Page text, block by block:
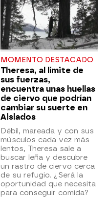
MOMENTO DESTACADO
Theresa, al límite de
sus fuerzas,
encuentra unas huellas
de ciervo que podrían
cambiar su suerte en
Aislados
Débil, mareada y con sus
músculos cada vez más
lentos, Theresa sale a
buscar leña y descubre
un rastro de ciervo cerca
de su refugio. ¿Será la
oportunidad que necesita
para conseguir comida?